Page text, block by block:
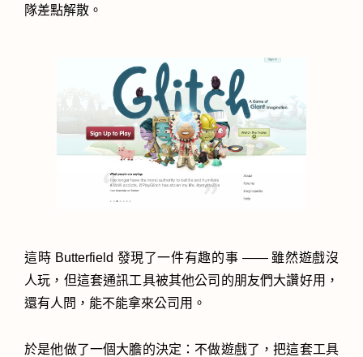
隊差點解散。
這時 Butterfield 發現了一件有趣的事 —— 雖然遊戲沒
人玩，但這套通訊工具被其他公司的朋友們大讚好用，
還有人問，能不能拿來公司用。
於是他做了一個大膽的決定：不做遊戲了，把這套工具